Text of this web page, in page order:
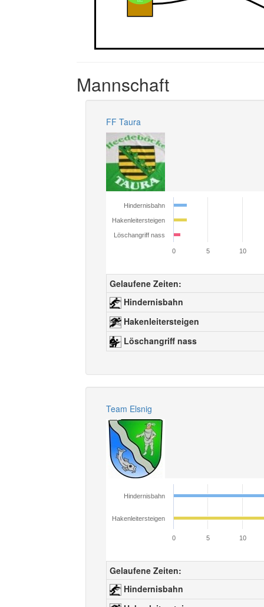
Mannschaft
FF Taura
Hindernisbahn
Hakenleitersteigen
Löschangriff nass
0 5 10
Gelaufene Zeiten:
Hindernisbahn
Hakenleitersteigen
Löschangriff nass
Team Elsnig
Hindernisbahn
Hakenleitersteigen
0 5 10
Gelaufene Zeiten:
Hindernisbahn